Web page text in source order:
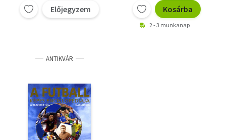
Előjegyzem Kosárba
2 - 3 munkanap
ANTIKVÁR